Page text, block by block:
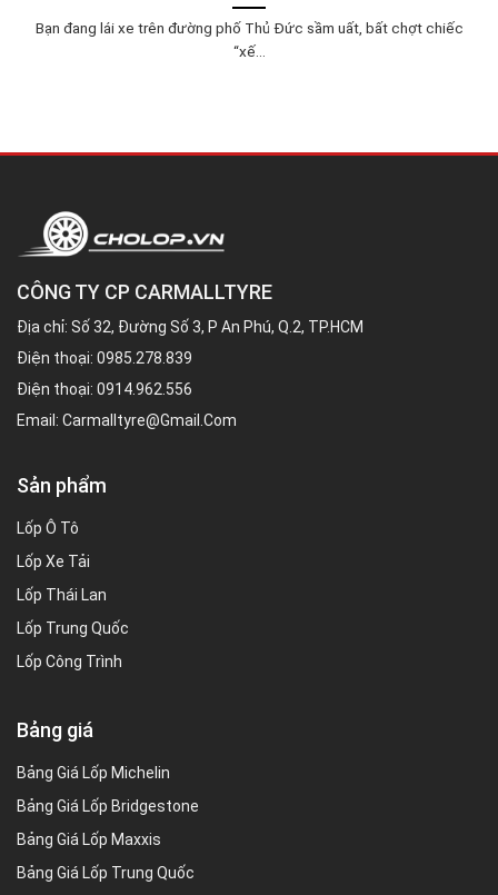
Bạn đang lái xe trên đường phố Thủ Đức sầm uất, bất chợt chiếc
“xế...
CÔNG TY CP CARMALLTYRE
Địa chỉ: Số 32, Đường Số 3, P An Phú, Q.2, TP.HCM
Điện thoại: 0985.278.839
Điện thoại: 0914.962.556
Email: Carmalltyre@gmail.com
Sản phẩm
Lốp Ô Tô
Lốp Xe Tải
Lốp Thái Lan
Lốp Trung Quốc
Lốp Công Trình
Bảng giá
Bảng Giá Lốp Michelin
Bảng Giá Lốp Bridgestone
Bảng Giá Lốp Maxxis
Bảng Giá Lốp Trung Quốc